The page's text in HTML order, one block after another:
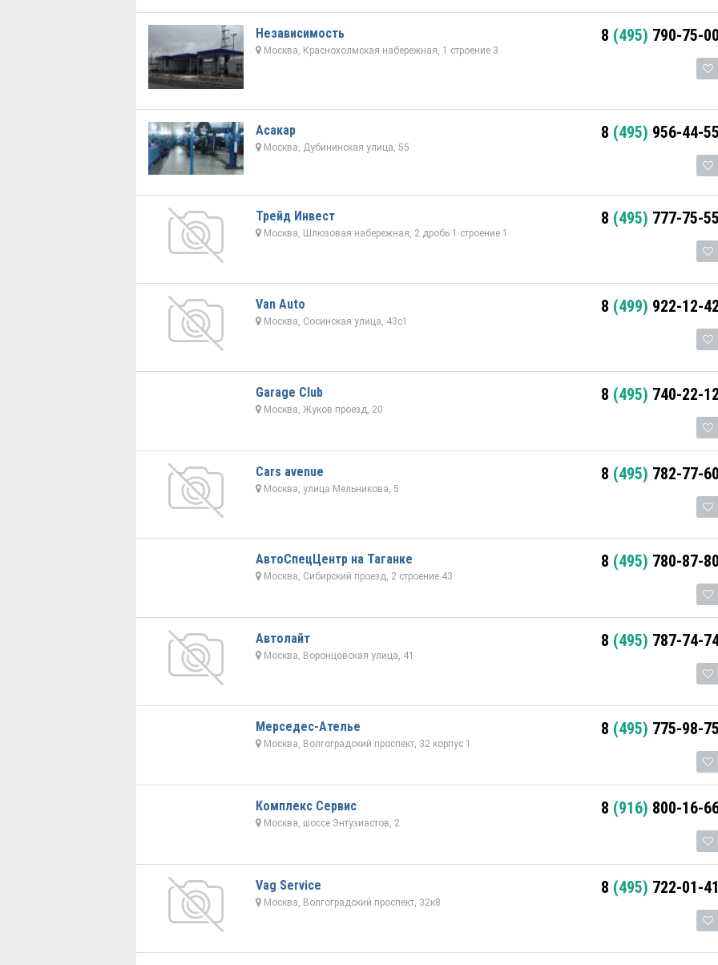
Независимость
Москва, Краснохолмская набережная, 1 строение 3
8 (495) 790-75-00
Асакар
Москва, Дубининская улица, 55
8 (495) 956-44-55
Трейд Инвест
Москва, Шлюзовая набережная, 2 дробь 1 строение 1
8 (495) 777-75-55
Van Auto
Москва, Сосинская улица, 43с1
8 (499) 922-12-42
Garage Club
Москва, Жуков проезд, 20
8 (495) 740-22-12
Cars avenue
Москва, улица Мельникова, 5
8 (495) 782-77-60
АвтоСпецЦентр на Таганке
Москва, Сибирский проезд, 2 строение 43
8 (495) 780-87-80
Автолайт
Москва, Воронцовская улица, 41
8 (495) 787-74-
Мерседес-Ателье
Москва, Волгоградский проспект, 32 корпус 1
8 (495) 775-98-75
Комплекс Сервис
Москва, шоссе Энтузиастов, 2
8 (916) 800-16-
Vag Service
Москва, Волгоградский проспект, 32к8
8 (495) 722-01-41